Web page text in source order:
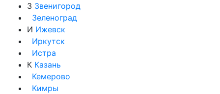
З Звенигород
Зеленоград
И Ижевск
Иркутск
Истра
К Казань
Кемерово
Кимры